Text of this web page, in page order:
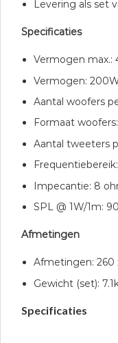
Levering als set
Specificaties
Vermogen max.:
Vermogen:
Aantal woofers
Formaat
Aantal tweeters
Impecantie: 8
SPL @ 1W/1m:
Afmetingen
Afmetingen: 260
Gewicht (set):
Specificaties